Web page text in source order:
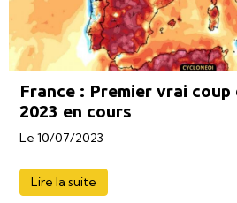
France : Premier vrai coup
2023 en cours
Le 10/07/2023
Lire la suite